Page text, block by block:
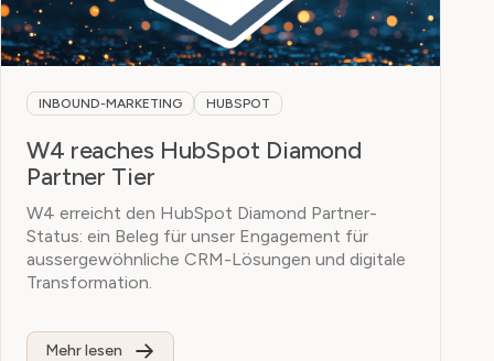
INBOUND-MARKETING HUBSPOT
W4 reaches HubSpot Diamond
Partner Tier
W4 erreicht den HubSpot Diamond Partner-
Status: ein Beleg für unser Engagement für
aussergewöhnliche CRM-Lösungen und digitale
Transformation.
Mehr lesen